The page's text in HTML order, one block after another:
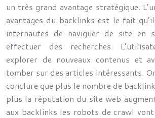
un très grand avantage stratégique.
avantages du backlinks est le fait
internautes de naviguer de site en
effectuer des recherches.
explorer de nouveaux contenus et
tomber sur des articles intéressants.
conclure que plus le nombre de
plus la réputation du site web
aux backlinks les robots de crawl